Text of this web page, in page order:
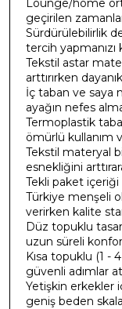
Lounge/home
geçirilen
Sürdürülebilirlik
tercih yapmanızı
Tekstil astar
arttırırken
İç taban ve saya
ayağın nefes
Termoplastik
ömürlü kullanım
Tekstil materyal
esnekliğini
Tekli paket içeriği
Türkiye menşeli
verirken kalite
Düz topuklu
uzun süreli
Kısa topuklu (1 -
güvenli adımlar
Yetişkin erkekler
geniş beden